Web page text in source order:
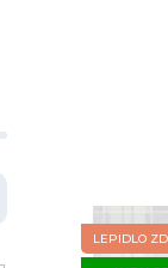
LEPIDLO